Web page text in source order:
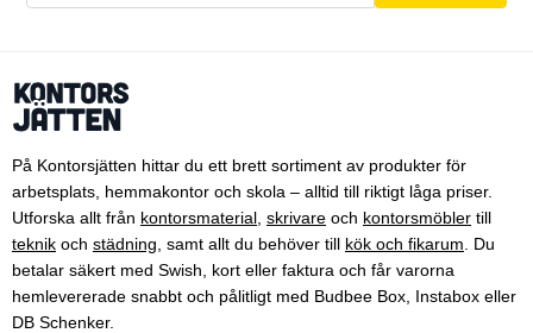
På Kontorsjätten hittar du ett brett sortiment av produkter för
arbetsplats, hemmakontor och skola – alltid till riktigt låga priser.
Utforska allt från kontorsmaterial skrivare och kontorsmöbler till
teknik och städning , samt allt du behöver till kök och fikarum . Du
betalar säkert med Swish, kort eller faktura och får varorna
hemlevererade snabbt och pålitligt med Budbee Box, Instabox eller
DB Schenker.